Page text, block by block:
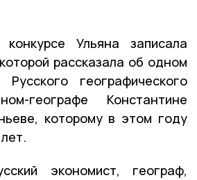
Ульяна записала
рассказала об одном
географического
географе Константине
которому в этом году
экономист, географ,